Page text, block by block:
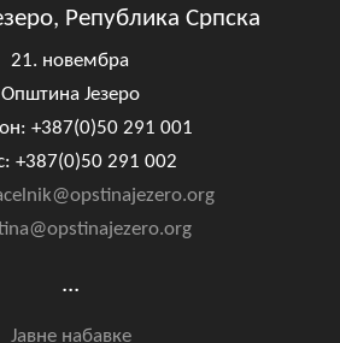
КОНТАКТ
Република Српска
21. новембра
Општина Језеро
+387(0)50 291 001
+387(0)50 291 002
...
Јавне набавке